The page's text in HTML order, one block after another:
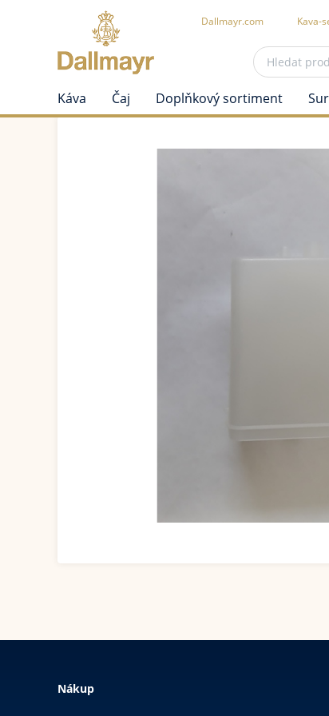
Dallmayr.com Kava-
Káva Čaj Doplňkový sortiment
Nákup